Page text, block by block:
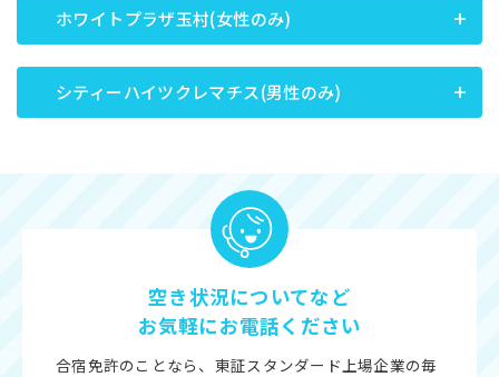
ホワイトプラザ玉村(女性のみ)
シティーハイツクレマチス(男性のみ)
空き状況についてなど
お気軽にお電話ください
合宿免許のことなら、東証スタンダード上場企業の毎